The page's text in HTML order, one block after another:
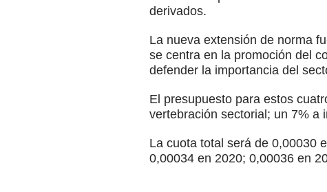
derivados.
La nueva extensión de norma
se centra en la promoción del
defender la importancia del
El presupuesto para estos
vertebración sectorial; un 7% a
La cuota total será de 0,00030
0,00034 en 2020; 0,00036 en